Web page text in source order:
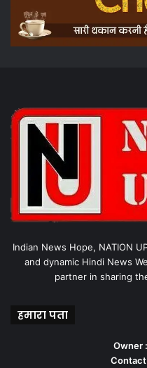
Indian News Hope, NATION
and dynamic Hindi News
partner in sharing
हमारा पता
Owner :